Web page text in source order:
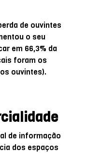
de ouvintes
o seu
em 66,3% da
foram os
ouvintes).
de informação
dos espaços